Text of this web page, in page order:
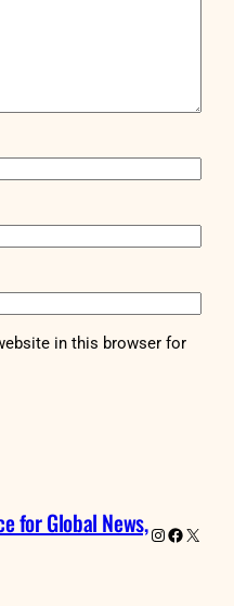
in this browser for
for Global News,Instagram
X